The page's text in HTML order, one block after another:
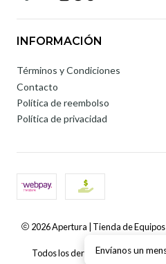
INFORMACIÓN
Términos y Condiciones
Contacto
Política de reembolso
Política de privacidad
2026 Apertura | Tienda de
Todos los derechos reservados.
Envíanos un